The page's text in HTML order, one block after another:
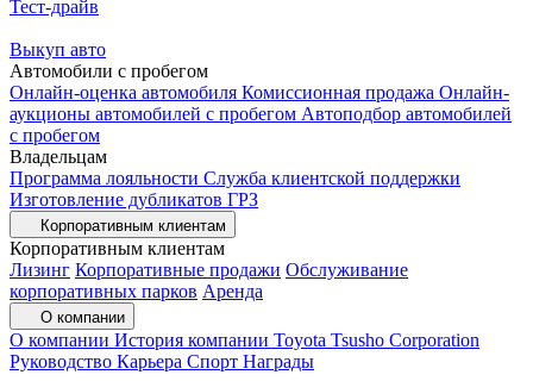
Тест-драйв
Выкуп авто
Автомобили с пробегом
Онлайн-оценка автомобиля Комиссионная продажа Онлайн-
аукционы автомобилей с пробегом Автоподбор автомобилей
с пробегом
Владельцам
Программа лояльности Служба клиентской поддержки
Изготовление дубликатов ГРЗ
Корпоративным клиентам
Корпоративным клиентам
Лизинг Корпоративные продажи Обслуживание
корпоративных парков Аренда
О компании
О компании История компании Toyota Tsusho Corporation
Руководство Карьера Спорт Награды